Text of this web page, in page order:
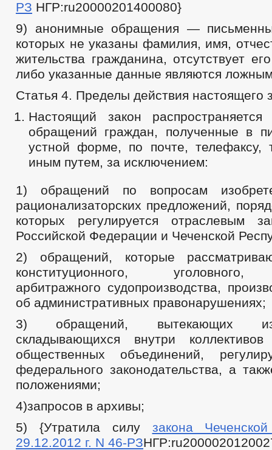
РЗ НГР:ru20000201400080}
9) анонимные обращения —
которых не указаны фамилия, имя,
жительства гражданина, отсутствует
либо указанные данные являются
Статья 4. Пределы действия настоящего
Настоящий закон
обращений граждан, полученные в
устной форме, по почте, телефаксу,
иным путем, за исключением:
1) обращений по вопросам
рационализаторских предложений,
которых регулируется отраслевым
Российской Федерации и Чеченской
2) обращений, которые
конституционного, уголовного,
арбитражного судопроизводства,
об административных правонарушениях;
3) обращений, вытекающих
складывающихся внутри
общественных объединений,
федерального законодательства, а
положениями;
4)запросов в архивы;
5) {Утратила силу закона
29.12.2012 г. N 46-РЗ